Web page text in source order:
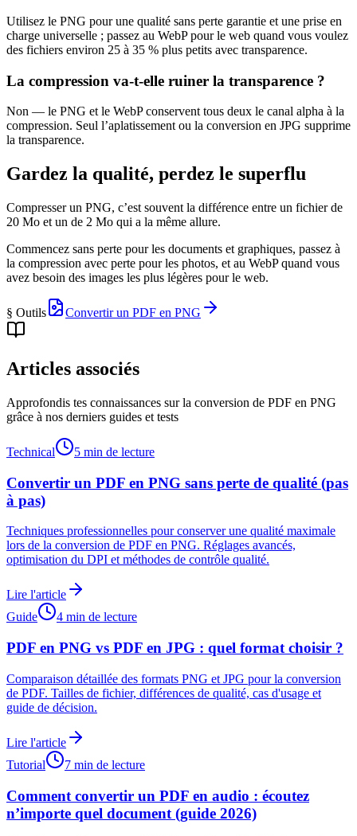
Utilisez le PNG pour une qualité sans perte garantie et une prise en
charge universelle ; passez au WebP pour le web quand vous voulez
des fichiers environ 25 à 35 % plus petits avec transparence.
La compression va-t-elle ruiner la transparence ?
Non — le PNG et le WebP conservent tous deux le canal alpha à la
compression. Seul l’aplatissement ou la conversion en JPG supprime
la transparence.
Gardez la qualité, perdez le superflu
Compresser un PNG, c’est souvent la différence entre un fichier de
20 Mo et un de 2 Mo qui a la même allure.
Commencez sans perte pour les documents et graphiques, passez à
la compression avec perte pour les photos, et au WebP quand vous
avez besoin des images les plus légères pour le web.
§ Outils Convertir un PDF en PNG
Articles associés
Approfondis tes connaissances sur la conversion de PDF en PNG
grâce à nos derniers guides et tests
Technical 5 min de lecture
Convertir un PDF en PNG sans perte de qualité (pas
à pas)
Techniques professionnelles pour conserver une qualité maximale
lors de la conversion de PDF en PNG. Réglages avancés,
optimisation du DPI et méthodes de contrôle qualité.
Lire l'article
Guide
4 min de lecture
PDF en PNG vs PDF en JPG : quel format choisir ?
Comparaison détaillée des formats PNG et JPG pour la conversion
de PDF. Tailles de fichier, différences de qualité, cas d'usage et
guide de décision.
Lire l'article
Tutorial
7 min de lecture
Comment convertir un PDF en audio : écoutez
n’importe quel document (guide 2026)